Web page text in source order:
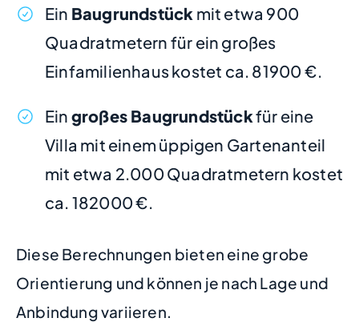
Ein Baugrundstück mit etwa 900
Quadratmetern für ein großes
Einfamilienhaus kostet ca. 81900 €.
Ein großes Baugrundstückfür eine
Villa mit einem üppigen Gartenanteil
mit etwa 2.000 Quadratmetern kostet
ca. 182000 €.
Diese Berechnungen bieten eine grobe
Orientierung und können je nach Lage und
Anbindung variieren.